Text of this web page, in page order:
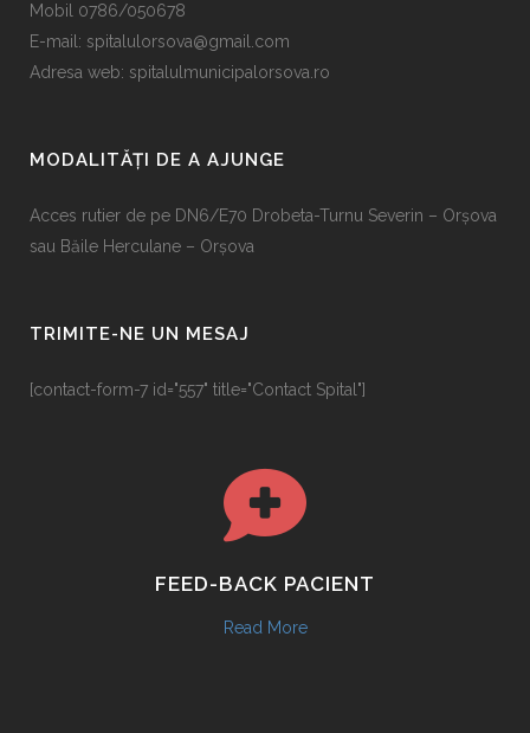
Mobil 0786/050678
E-mail: spitalulorsova@gmail.com
Adresa web: spitalulmunicipalorsova.ro
MODALITĂȚI DE A AJUNGE
Acces rutier de pe DN6/E70 Drobeta-Turnu Severin – Orșova
sau Băile Herculane – Orșova
TRIMITE-NE UN MESAJ
[contact-form-7 id="557" title="Contact Spital"]
FEED-BACK PACIENT
Read More